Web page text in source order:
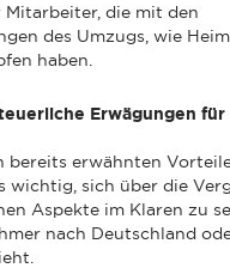
Mitarbeiter, die mit den
des Umzugs, wie
haben.
Erwägungen
bereits erwähnten
wichtig, sich über die
Aspekte im Klaren zu
nach Deutschland